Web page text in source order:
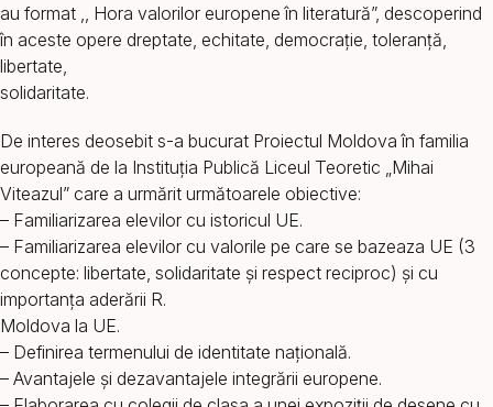
au format ,, Hora valorilor europene în literatură”, descoperind
în aceste opere dreptate, echitate, democrație, toleranță,
libertate,
solidaritate.
De interes deosebit s-a bucurat Proiectul Moldova în familia
europeană de la Instituția Publică Liceul Teoretic „Mihai
Viteazul” care a urmărit următoarele obiective:
– Familiarizarea elevilor cu istoricul UE.
– Familiarizarea elevilor cu valorile pe care se bazeaza UE (3
concepte: libertate, solidaritate și respect reciproc) și cu
importanța aderării R.
Moldova la UE.
– Definirea termenului de identitate națională.
– Avantajele și dezavantajele integrării europene.